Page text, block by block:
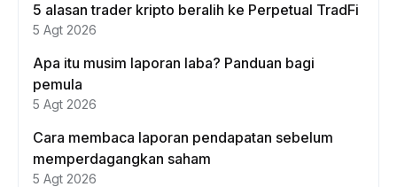
5 alasan trader kripto beralih ke Perpetual TradFi
5 Agt 2026
Apa itu musim laporan laba? Panduan bagi
pemula
5 Agt 2026
Cara membaca laporan pendapatan sebelum
memperdagangkan saham
5 Agt 2026